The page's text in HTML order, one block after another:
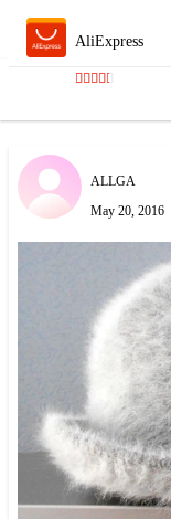
AliExpress
ALLGA
May 20, 2016